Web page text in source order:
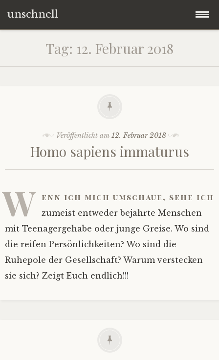
unschnell
springen
Imagines
Tag: 12. Februar 2018
Veröffentlicht am 12. Februar 2018
Homo sapiens immaturus
W enn ich mich umschaue, sehe ich
zumeist entweder bejahrte Menschen
mit Teenagergehabe oder junge Greise. Wo sind
die reifen Persönlichkeiten? Wo sind die
Ruhepole der Gesellschaft? Warum verstecken
sie sich? Zeigt Euch endlich!!!